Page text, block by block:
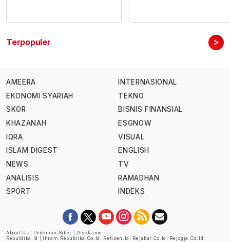
Terpopuler >
AMEERA
EKONOMI SYARIAH
SKOR
KHAZANAH
IQRA
ISLAM DIGEST
NEWS
ANALISIS
SPORT
INTERNASIONAL
TEKNO
BISNIS FINANSIAL
ESGNOW
VISUAL
ENGLISH
TV
RAMADHAN
INDEKS
About Us Pedoman Siber
Disclaimer
Republika.id
Ihram.republika.co.id Retizen.id Rejabar.co.id Rejogja.co.id